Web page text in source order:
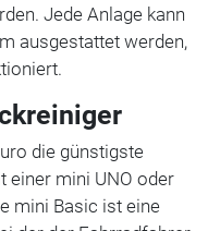
Jede Anlage kann
ausgestattet werden,
die günstigste
einer mini UNO oder
mini Basic ist eine